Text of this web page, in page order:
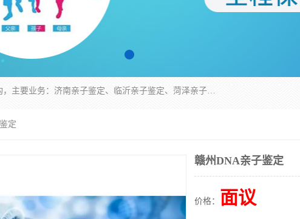
华信基因是一家专门提供亲子鉴定服务的机构，主要业务：济南亲子鉴定、临沂亲子鉴定、菏泽亲子鉴定、淄博亲子鉴定、青岛亲子鉴定、日照亲子鉴定、临朐亲子鉴定、寿光亲子鉴定等，联合广州、上海、北京、深圳、杭州、武汉、成都、合肥、贵阳、沈阳等地区有法医物证鉴定机构及基因检测公司，为国内外客户提供便捷的DNA鉴定服务。
定
赣州DNA亲子鉴定
价格： 面议